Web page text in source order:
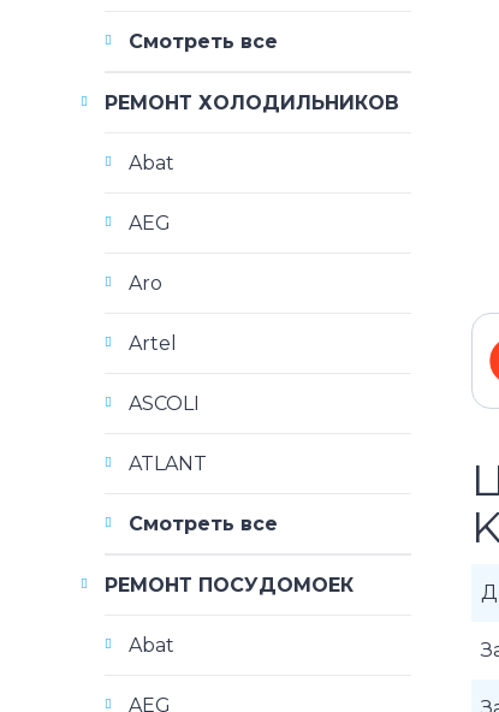
Смотреть все
РЕМОНТ ХОЛОДИЛЬНИКОВ
Abat
AEG
Aro
Artel
ASCOLI
ATLANT
Смотреть все
РЕМОНТ ПОСУДОМОЕК
Abat
AEG